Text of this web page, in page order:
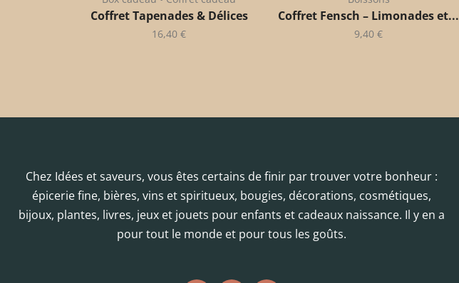
Coffret Tapenades & Délices
16,40 €
Coffret Fensch – Limonades et...
9,40 €
Chez Idées et saveurs, vous êtes certains de finir par trouver votre bonheur :
épicerie fine, bières, vins et spiritueux, bougies, décorations, cosmétiques,
bijoux, plantes, livres, jeux et jouets pour enfants et cadeaux naissance. Il y en a
pour tout le monde et pour tous les goûts.